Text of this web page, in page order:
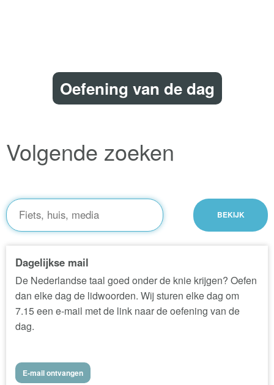
Oefening van de dag
Volgende zoeken
Dagelijkse mail
De Nederlandse taal goed onder de knie krijgen? Oefen
dan elke dag de lidwoorden. Wij sturen elke dag om
7.15 een e-mail met de link naar de oefening van de
dag.
E-mail ontvangen